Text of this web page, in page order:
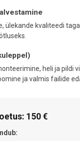
ülekande kvaliteedi
heli ja pildi
ja valmis failide
150 €